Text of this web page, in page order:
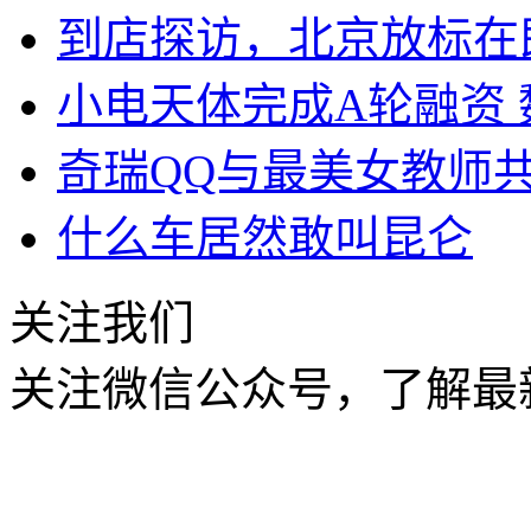
到店探访，北京放标
小电天体完成A轮融资
奇瑞QQ与最美女教师
什么车居然敢叫昆仑
关注我们
关注微信公众号，了解